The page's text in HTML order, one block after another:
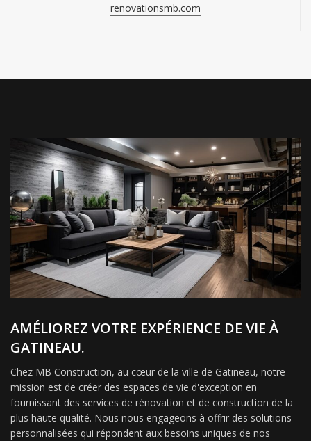
renovationsmb.com
AMÉLIOREZ VOTRE EXPÉRIENCE DE VIE À
GATINEAU.
Chez MB Construction, au cœur de la ville de Gatineau, notre
mission est de créer des espaces de vie d'exception en
fournissant des services de rénovation et de construction de la
plus haute qualité. Nous nous engageons à offrir des solutions
personnalisées qui répondent aux besoins uniques de nos